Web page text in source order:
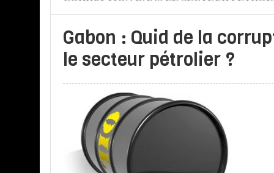
Gabon : Quid de la
le secteur pétrolier ?